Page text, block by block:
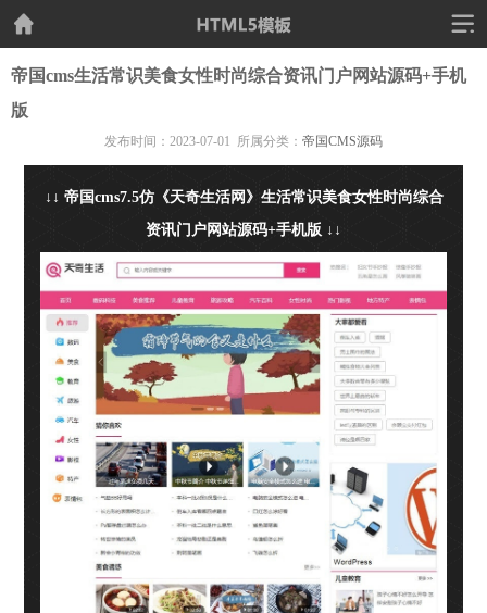
帝国cms生活常识美食女性时尚综合资讯门户网站源码+手机
版
发布时间：2023-07-01 所属分类： 帝国CMS源码
↓↓ 帝国cms7.5仿《天奇生活网》生活常识美食女性时尚综合
资讯门户网站源码+手机版 ↓↓